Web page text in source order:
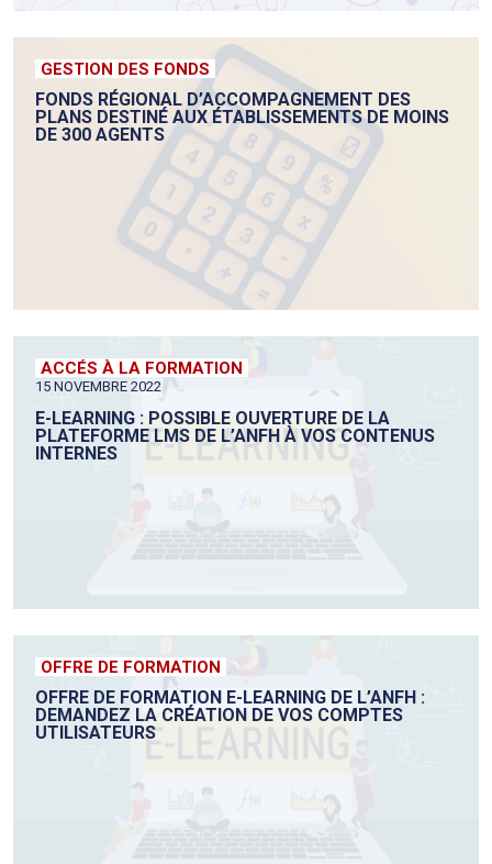
GESTION DES FONDS
FONDS RÉGIONAL D’ACCOMPAGNEMENT DES
PLANS DESTINÉ AUX ÉTABLISSEMENTS DE MOINS
DE 300 AGENTS
ACCÉS À LA FORMATION
15 NOVEMBRE 2022
E-LEARNING : POSSIBLE OUVERTURE DE LA
PLATEFORME LMS DE L’ANFH À VOS CONTENUS
INTERNES
OFFRE DE FORMATION
OFFRE DE FORMATION E-LEARNING DE L’ANFH :
DEMANDEZ LA CRÉATION DE VOS COMPTES
UTILISATEURS